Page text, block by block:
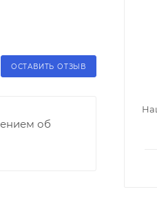
ОСТАВИТЬ ОТЗЫВ
об